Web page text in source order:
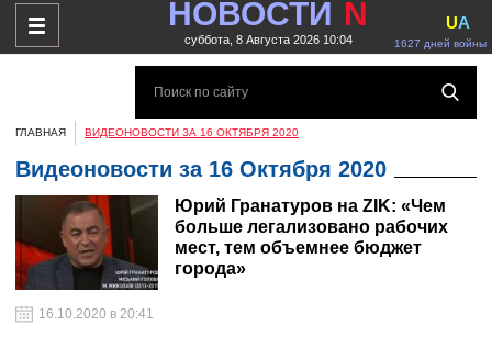
НОВОСТИ N
суббота, 8 Августа 2026 10:04 1627 дней войны
UA
ГЛАВНАЯ ВИДЕОНОВОСТИ ЗА 16 ОКТЯБРЯ 2020
Видеоновости за 16 Октября 2020
Юрий Гранатуров на ZIK: «Чем
больше легализовано рабочих
мест, тем объемнее бюджет
города»
16.10.2020 в 20:41